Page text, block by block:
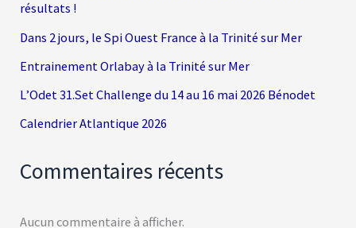
résultats !
Dans 2 jours, le Spi Ouest France à la Trinité sur Mer
Entrainement Orlabay à la Trinité sur Mer
L’Odet 31.Set Challenge du 14 au 16 mai 2026 Bénodet
Calendrier Atlantique 2026
Commentaires récents
Aucun commentaire à afficher.